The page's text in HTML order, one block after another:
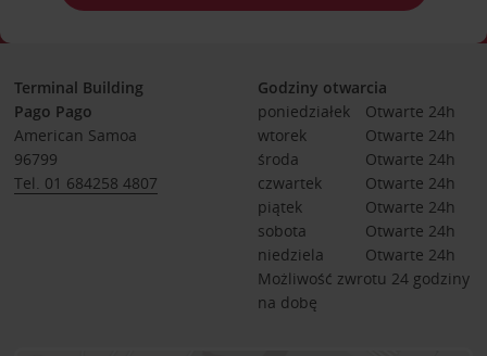
Terminal Building
Pago Pago
American Samoa
96799
Tel. 01 684258 4807
Godziny otwarcia
poniedziałek
Otwarte 24h
wtorek
Otwarte 24h
środa
Otwarte 24h
czwartek
Otwarte 24h
piątek
Otwarte 24h
sobota
Otwarte 24h
niedziela
Otwarte 24h
Możliwość zwrotu 24 godziny
na dobę